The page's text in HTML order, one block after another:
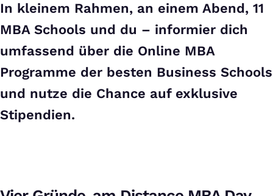
In kleinem Rahmen, an einem Abend, 11
MBA Schools und du – informier dich
umfassend über die Online MBA
Programme der besten Business Schools
und nutze die Chance auf exklusive
Stipendien.